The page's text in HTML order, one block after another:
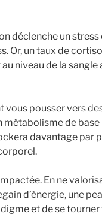
déclenche un
Or, un taux de
niveau de la sangle
pousser vers
de
davantage par
En ne
d’énergie, une
et de se tourner